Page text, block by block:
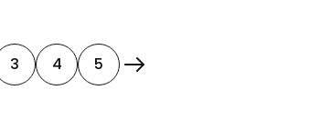
3 4 5